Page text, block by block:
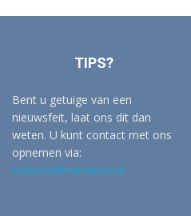
TIPS?
Bent u getuige van een
nieuwsfeit, laat ons dit dan
weten. U kunt contact met ons
opnemen via:
redactie@merwertv.nl